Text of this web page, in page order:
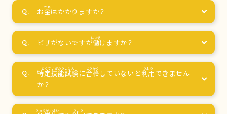
お金はかかりますか？
ビザがないですが働けますか？
特定技能試験に合格 していないと利用 できません
か？